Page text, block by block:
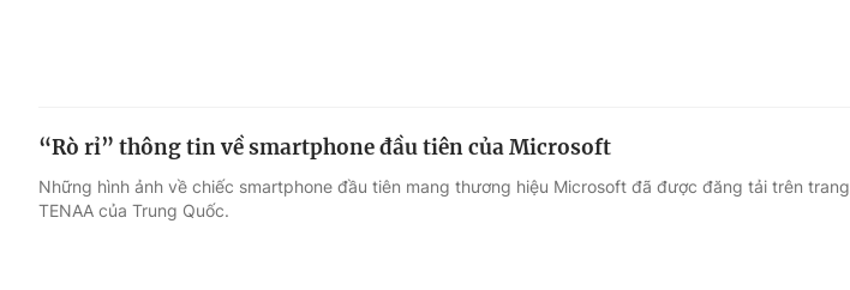
“Rò rỉ” thông tin về smartphone đầu tiên của Microsoft
Những hình ảnh về chiếc smartphone đầu tiên mang thương hiệu Microsoft đã được đăng tải trên trang
TENAA của Trung Quốc.